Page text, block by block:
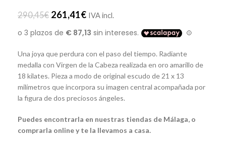
290,45€ 261,41€ IVA incl.
Una joya que perdura con el paso del tiempo. Radiante
medalla con Virgen de la Cabeza realizada en oro amarillo de
18 kilates. Pieza a modo de original escudo de 21 x 13
milímetros que incorpora su imagen central acompañada por
la figura de dos preciosos ángeles.
Puedes encontrarla en nuestras tiendas de Málaga, o
comprarla online y te la llevamos a casa.